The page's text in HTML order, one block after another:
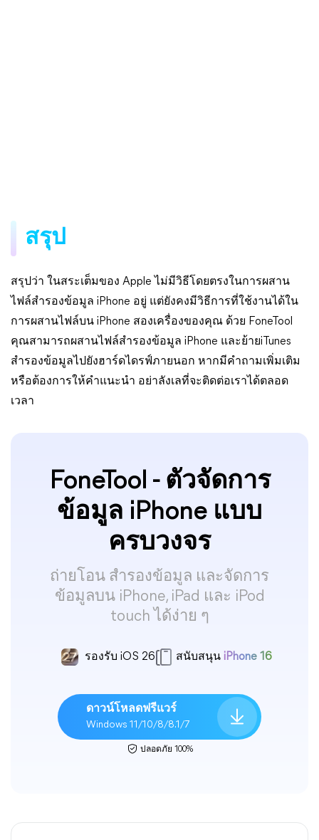
สรุป
สรุปว่า ในสระเต็มของ Apple ไม่มีวิธีโดยตรงในการผสาน
ไฟล์สำรองข้อมูล iPhone อยู่ แต่ยังคงมีวิธีการที่ใช้งานได้ใน
การผสานไฟล์บน iPhone สองเครื่องของคุณ ด้วย FoneTool
คุณสามารถผสานไฟล์สำรองข้อมูล iPhone และย้ายiTunes
สำรองข้อมูลไปยังฮาร์ดไดรฟ์ภายนอก หากมีคำถามเพิ่มเติม
หรือต้องการให้คำแนะนำ อย่าลังเลที่จะติดต่อเราได้ตลอด
เวลา
FoneTool - ตัวจัดการ
ข้อมูล iPhone แบบ
ครบวงจร
ถ่ายโอน สำรองข้อมูล และจัดการ
ข้อมูลบน iPhone, iPad และ iPod
touch ได้ง่าย ๆ
รองรับ iOS 26 สนับสนุน iPhone 16
ดาวน์โหลดฟรีแวร์
Windows 11/10/8/8.1/7
ปลอดภัย 100%